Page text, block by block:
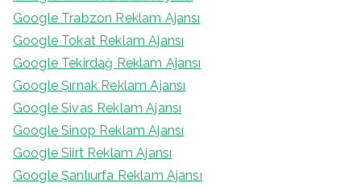
Google Trabzon Reklam Ajansı
Google Tokat Reklam Ajansı
Google Tekirdağ Reklam Ajansı
Google Şırnak Reklam Ajansı
Google Sivas Reklam Ajansı
Google Sinop Reklam Ajansı
Google Siirt Reklam Ajansı
Google Şanlıurfa Reklam Ajansı